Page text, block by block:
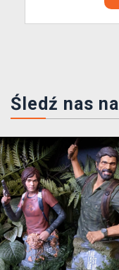
Śledź nas